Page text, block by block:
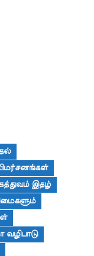
இதழ்
வழிபாடு